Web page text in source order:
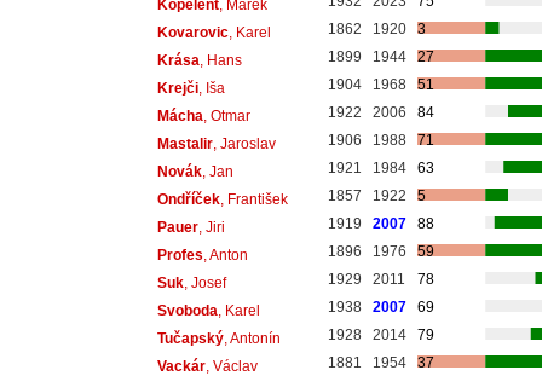
Kopelent, Marek
Kovarovic, Karel 1862 1920
3
Krása , Hans 1899 1944
27
Krejči, Iša 1904 1968
51
Mácha , Otmar 1922 2006
84
Mastalir, Jaroslav 1906 1988
71
Novák, Jan 1921 1984
63
Ondříček, František 1857 1922
5
Pauer, Jiri 1919 2007
88
Profes , Anton 1896 1976
59
Suk, Josef 1929 2011
78
Svoboda , Karel 1938 2007
69
Tučapský, Antonín 1928 2014
79
Vackár, Václav 1881 1954
37